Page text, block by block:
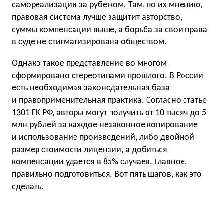
самореализации за рубежом. Там, по их мнению,
правовая система лучше защитит авторство,
суммы компенсации выше, а борьба за свои права
в суде не стигматизирована обществом.
Однако такое представление во многом
сформировано стереотипами прошлого. В России
есть необходимая законодательная база
и правоприменительная практика. Согласно статье
1301 ГК РФ, авторы могут получить от 10 тысяч до 5
млн рублей за каждое незаконное копирование
и использование произведений, либо двойной
размер стоимости лицензии, а добиться
компенсации удается в 85% случаев. Главное,
правильно подготовиться. Вот пять шагов, как это
сделать.